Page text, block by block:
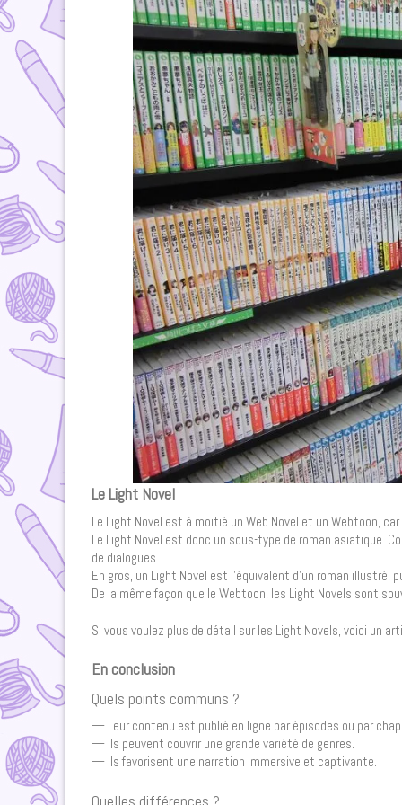
Le Light Novel
Le Light Novel est à moitié un Web Novel et un Webtoon,
Le Light Novel est donc un sous-type de roman asiatique.
de dialogues.
En gros, un Light Novel est l’équivalent d’un roman
De la même façon que le Webtoon, les Light Novels sont
Si vous voulez plus de détail sur les Light Novels, voici un
En conclusion
Quels points communs ?
— Leur contenu est publié en ligne par épisodes ou par
— Ils peuvent couvrir une grande variété de genres.
— Ils favorisent une narration immersive et captivante.
Quelles différences ?